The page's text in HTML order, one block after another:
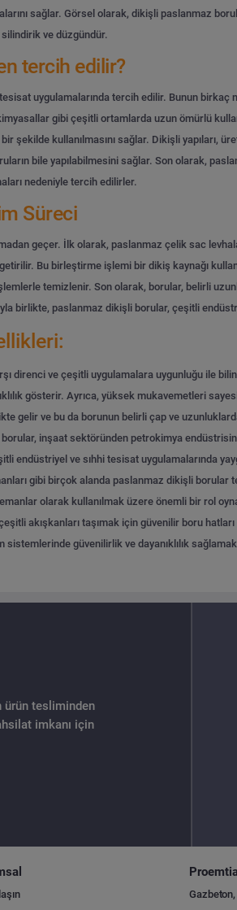
sağlar. Görsel olarak, dikişli paslanmaz
ve düzgündür.
tercih edilir?
uygulamalarında tercih edilir. Bunun
gibi çeşitli ortamlarda uzun ömürlü
şekilde kullanılmasını sağlar. Dikişli
bile yapılabilmesini sağlar. Son olarak,
nedeniyle tercih edilirler.
Süreci
geçer. İlk olarak, paslanmaz çelik sac
Bu birleştirme işlemi bir dikiş kaynağı
temizlenir. Son olarak, borular, belirli
birlikte, paslanmaz dikişli borular, çeşitli
direnci ve çeşitli uygulamalara uygunluğu ile
gösterir. Ayrıca, yüksek mukavemetleri
gelir ve bu da borunun belirli çap ve
inşaat sektöründen petrokimya
endüstriyel ve sıhhi tesisat uygulamalarında
gibi birçok alanda paslanmaz dikişli borular
olarak kullanılmak üzere önemli bir rol
akışkanları taşımak için güvenilir boru
sistemlerinde güvenilirlik ve dayanıklılık
ürün tesliminden
imkanı için